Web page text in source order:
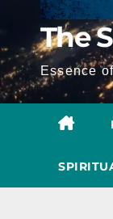
The
Essence